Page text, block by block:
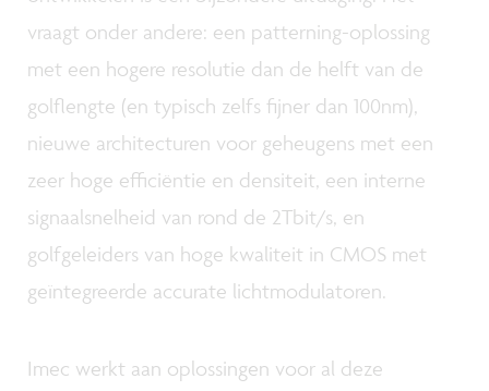
vraagt onder andere: een patterning-oplossing
met een hogere resolutie dan de helft van de
golflengte (en typisch zelfs fijner dan 100nm),
nieuwe architecturen voor geheugens met een
zeer hoge efficiëntie en densiteit, een interne
signaalsnelheid van rond de 2Tbit/s, en
golfgeleiders van hoge kwaliteit in CMOS met
geïntegreerde accurate lichtmodulatoren.
Imec werkt aan oplossingen voor al deze